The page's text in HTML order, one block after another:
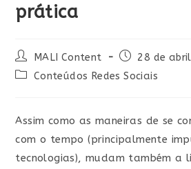
prática
MALI Content
28 de
Conteúdos Redes Sociais
Assim como as maneiras de se
com o tempo (principalmente
tecnologias), mudam também a